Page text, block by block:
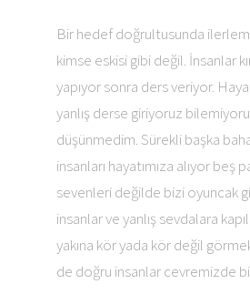
Bir hedef doğrultusunda
kimse eskisi gibi değil. İnsanlar
yapıyor sonra ders veriyor.
yanlış derse giriyoruz
düşünmedim. Sürekli başka
insanları hayatımıza alıyor
sevenleri değilde bizi oyuncak
insanlar ve yanlış sevdalara
yakına kör yada kör değil
de doğru insanlar cevremizde